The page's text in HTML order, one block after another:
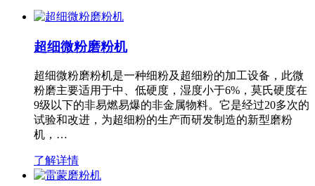
超细微粉磨粉机
超细微粉磨粉机是一种细粉及超细粉的加工设备，此微
粉磨主要适用于中、低硬度，湿度小于6%，莫氏硬度在
9级以下的非易燃易爆的非金属物料。它是经过20多次的
试验和改进，为超细粉的生产而研发制造的新型磨粉
机，…
了解详情